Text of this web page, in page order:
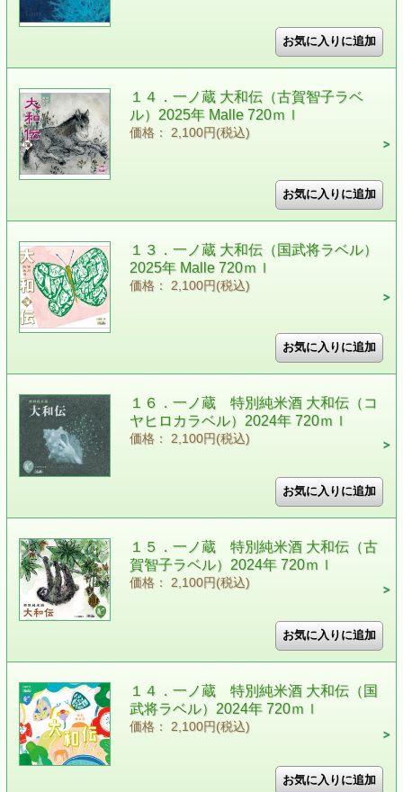
１４．一ノ蔵 大和伝（古賀智子ラベ
ル）2025年 Malle 720ｍｌ
価格： 2,100円(税込)
１３．一ノ蔵 大和伝（国武将ラベル）
2025年 Malle 720ｍｌ
価格： 2,100円(税込)
１６．一ノ蔵 特別純米酒 大和伝（コ
ヤヒロカラベル）2024年 720ｍｌ
価格： 2,100円(税込)
１５．一ノ蔵 特別純米酒 大和伝（古
賀智子ラベル）2024年 720ｍｌ
価格： 2,100円(税込)
１４．一ノ蔵 特別純米酒 大和伝（国
武将ラベル）2024年 720ｍｌ
価格： 2,100円(税込)